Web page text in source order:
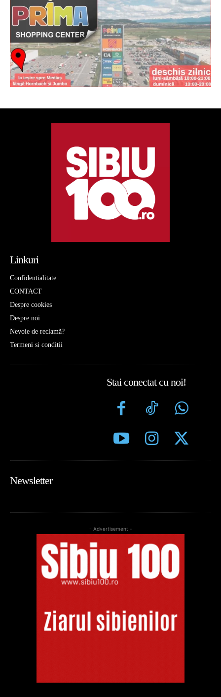
Linkuri
Confidentialitate
CONTACT
Despre cookies
Despre noi
Nevoie de reclamă?
Termeni si conditii
Stai conectat cu noi!
Newsletter
- Advertisement -